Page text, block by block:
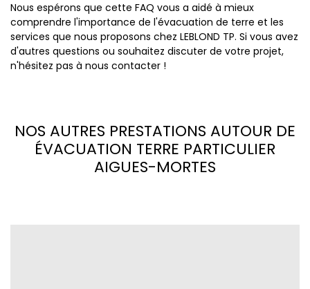
Nous espérons que cette FAQ vous a aidé à mieux
comprendre l'importance de l'évacuation de terre et les
services que nous proposons chez LEBLOND TP. Si vous avez
d'autres questions ou souhaitez discuter de votre projet,
n'hésitez pas à nous contacter !
NOS AUTRES PRESTATIONS AUTOUR DE
ÉVACUATION TERRE PARTICULIER
AIGUES-MORTES